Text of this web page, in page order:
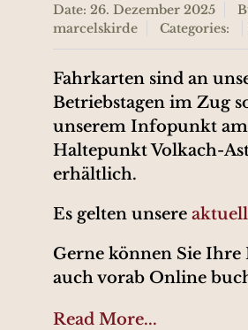
Date: 26. Dezember 2025
marcelskirde
Categories:
Fahrkarten sind an
Betriebstagen im Zug
unserem Infopunkt am
Haltepunkt Volkach-
erhältlich.
Es gelten unsere
Gerne können Sie Ihre
auch vorab Online
Read More...